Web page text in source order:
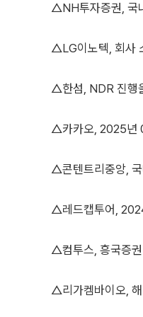
△NH투자증권, 국
△LG이노텍, 회사
△한섬, NDR 진행
△카카오, 2025년
△콘텐트리중앙,
△레드캡투어,
△컴투스, 흥국증
△리가켐바이오, 해